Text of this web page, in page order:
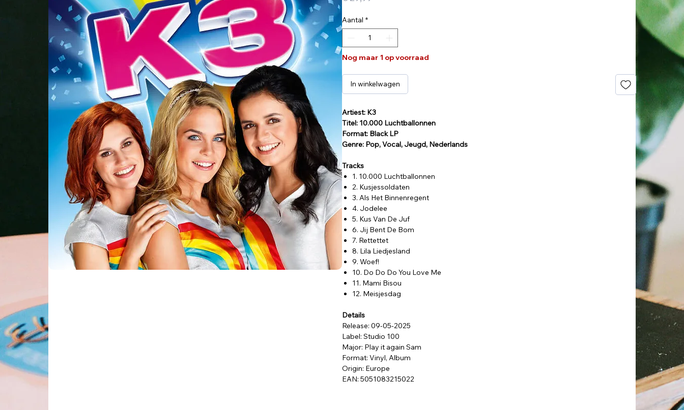
Aantal *
Nog maar 1 op voorraad
In winkelwagen
Artiest: K3
Titel: 10.000 Luchtballonnen
Format: Black LP
Genre: Pop, Vocal, Jeugd, Nederlands
Tracks
1. 10.000 Luchtballonnen
2. Kusjessoldaten
3. Als Het Binnenregent
4. Jodelee
5. Kus Van De Juf
6. Jij Bent De Bom
7. Rettettet
8. Lila Liedjesland
9. Woef!
10. Do Do Do You Love Me
11. Mami Bisou
12. Meisjesdag
Details
Release: 09-05-2025
Label: Studio 100
Major: Play it again Sam
Format: Vinyl, Album
Origin: Europe
EAN: 5051083215022